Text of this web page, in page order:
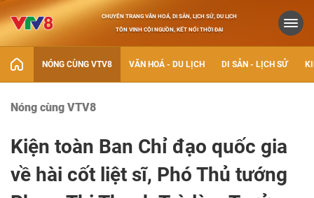
CHUYÊN TRANG VĂN HOÁ, DI SẢN, LỊCH SỬ, DU LỊCH
TÔN VINH CỘI NGUỒN, KẾT NỐI THỜI ĐẠI
NÓNG CÙNG VTV8 VĂN HOÁ - DU LỊCH DI SẢN - LỊCH SỬ
Nóng cùng VTV8
Kiện toàn Ban Chỉ đạo quốc gia
về hài cốt liệt sĩ, Phó Thủ tướng